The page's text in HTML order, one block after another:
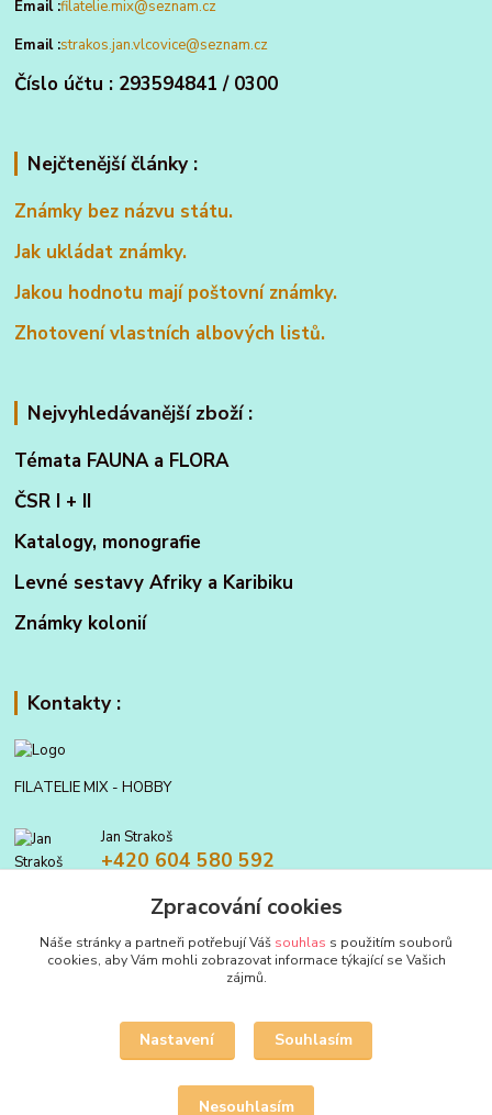
Email :filatelie.mix@seznam.cz
Email :strakos.jan.vlcovice@seznam.cz
Číslo účtu : 293594841 / 0300
Nejčtenější články :
Známky bez názvu státu.
Jak ukládat známky.
Jakou hodnotu mají poštovní známky.
Zhotovení vlastních albových listů.
Nejvyhledávanější zboží :
Témata FAUNA a FLORA
ČSR I + II
Katalogy, monografie
Levné sestavy Afriky a Karibiku
Známky kolonií
Kontakty :
FILATELIE MIX - HOBBY
Jan Strakoš
+420 604 580 592
filatelie.mix@seznam.cz
Upravit sběr cookies.
Zpracování cookies
Náše stránky a partneři potřebují Váš souhlas s použitím souborů
cookies, aby Vám mohli zobrazovat informace týkající se Vašich
zájmů.
Nastavení Souhlasím
Nesouhlasím